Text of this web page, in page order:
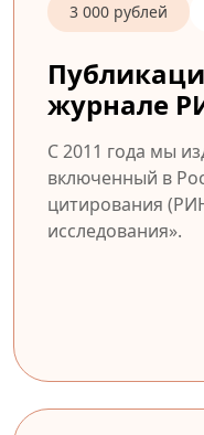
3 000 рублей
журнале
С 2011 года мы
включенный в
цитирования
исследования».